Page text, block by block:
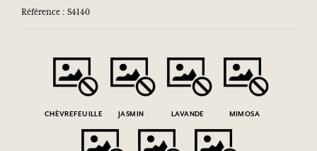
Référence : S4140
CHÈVREFEUILLE JASMIN LAVANDE MIMOSA